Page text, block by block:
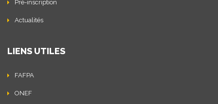
Pré-inscription
Actualités
LIENS UTILES
FAFPA
ONEF